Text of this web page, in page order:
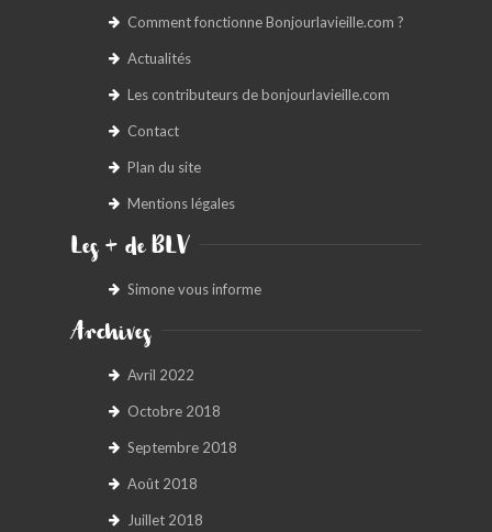
Comment fonctionne Bonjourlavieille.com ?
Actualités
Les contributeurs de bonjourlavieille.com
Contact
Plan du site
Mentions légales
Les + de BLV
Simone vous informe
Archives
Avril 2022
Octobre 2018
Septembre 2018
Août 2018
Juillet 2018